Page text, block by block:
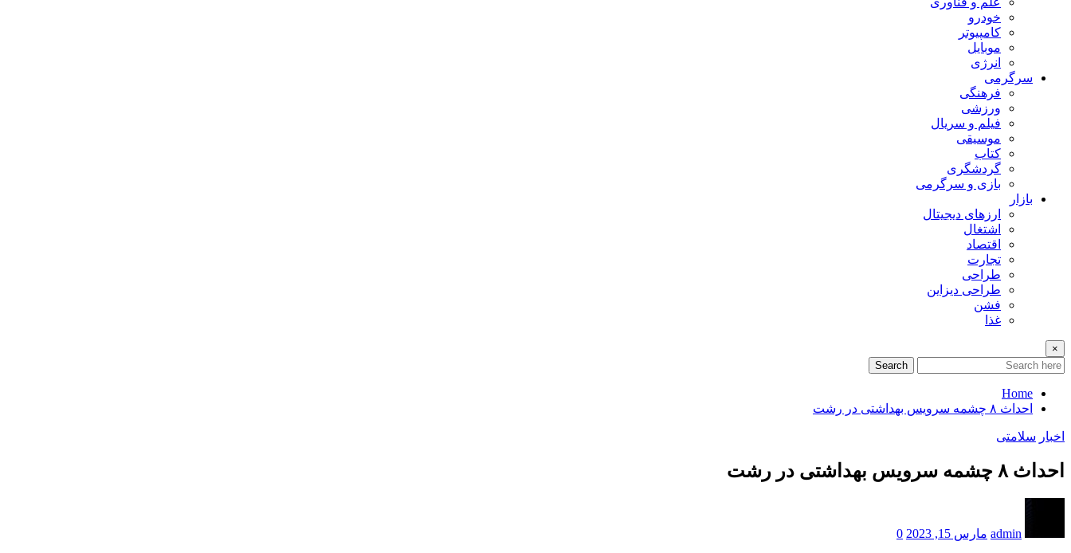
خودرو
کامپیوتر
موبایل
انرژی
سرگرمی
فرهنگی
ورزشی
فیلم و سریال
موسیقی
کتاب
گردشگری
بازی و سرگرمی
بازار
ارزهای دیجیتال
اشتغال
اقتصاد
تجارت
طراحی
طراحی دیزاین
فشن
غذا
×
Search
Home
احداث ۸ چشمه سرویس بهداشتی در رشت
اخبار سلامتی
احداث ۸ چشمه سرویس بهداشتی در رشت
admin مارس 15, 2023 0